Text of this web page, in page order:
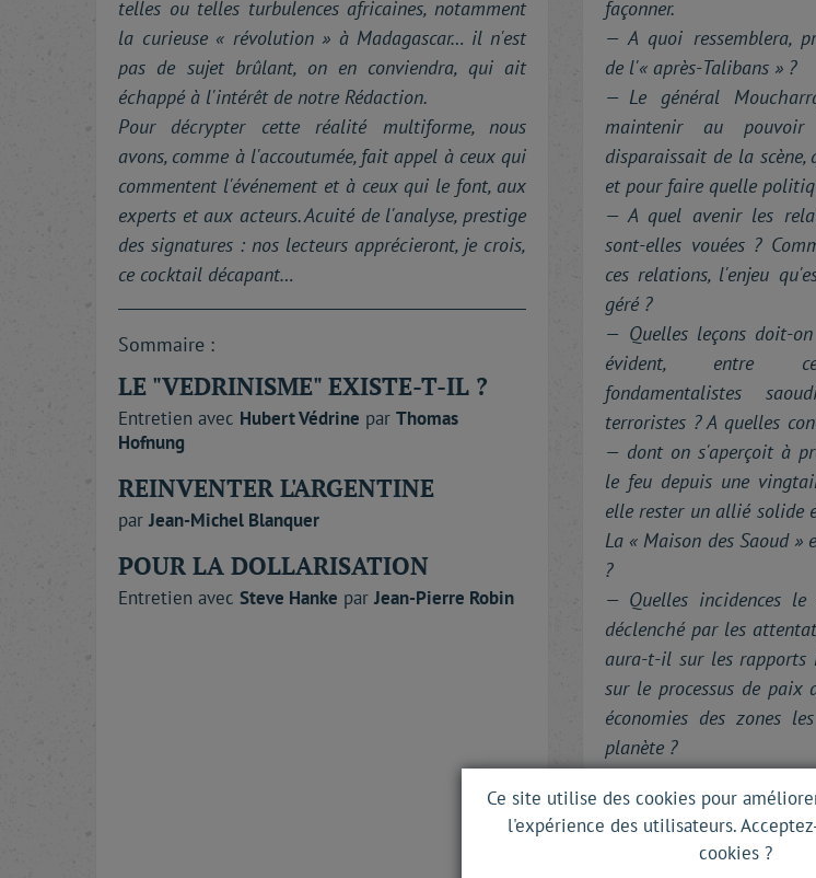
telles ou telles turbulences africaines, notamment
la curieuse « révolution » à Madagascar… il n'est
pas de sujet brûlant, on en conviendra, qui ait
échappé à l'intérêt de notre Rédaction.
Pour décrypter cette réalité multiforme, nous
avons, comme à l'accoutumée, fait appel à ceux qui
commentent l'événement et à ceux qui le font, aux
experts et aux acteurs. Acuité de l'analyse, prestige
des signatures : nos lecteurs apprécieront, je crois,
ce cocktail décapant…
Sommaire :
LE "VEDRINISME" EXISTE-T-IL ?
Entretien avec HubertVédrine par Thomas
Hofnung
REINVENTER L'ARGENTINE
parJean-Michel Blanquer
POUR LA DOLLARISATION
Entretien avec Steve Hanke parJean-Pierre Robin
façonner.
— A quoi ressemblera,
de l'« après-Talibans » ?
— Le général
maintenir au
disparaissait de la
et pour faire quelle
— A quel avenir les
sont-elles vouées ?
ces relations, l'enjeu
géré ?
— Quelles leçons doit-
évident, entre
fondamentalistes
terroristes ? A quelles
— dont on s'aperçoit à
le feu depuis une
elle rester un allié solide
La « Maison des Saoud »
?
— Quelles incidences
déclenché par les
aura-t-il sur les rapports
sur le processus de paix
économies des zones
planète ?
— Comment les
réagiront-ils si George
combat contre le
l'Afghanistan ?
Ce site utilise des cookies pour
l'expérience des utilisateurs.
cookies ?